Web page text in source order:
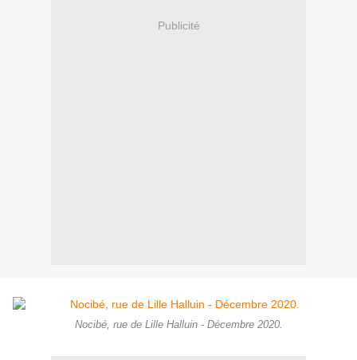
Publicité
Nocibé, rue de Lille Halluin - Décembre 2020.